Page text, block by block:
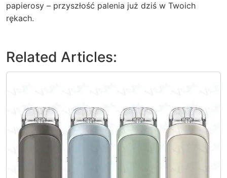
papierosy – przyszłość palenia już dziś w Twoich
rękach.
Related Articles: